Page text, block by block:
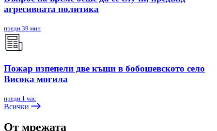
агресивната политика
преди 39 мин
Пожар изпепели две къщи в бобошевското село
Висока могила
преди 1 час
Всички
От мрежата